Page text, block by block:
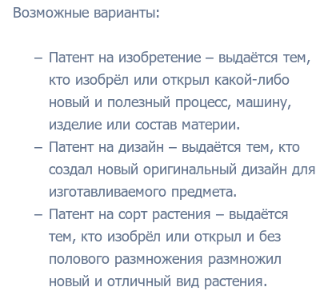
Возможные варианты:
Патент на изобретение – выдаётся тем,
кто изобрёл или открыл какой-либо
новый и полезный процесс, машину,
изделие или состав материи.
Патент на дизайн – выдаётся тем, кто
создал новый оригинальный дизайн для
изготавливаемого предмета.
Патент на сорт растения – выдаётся
тем, кто изобрёл или открыл и без
полового размножения размножил
новый и отличный вид растения.